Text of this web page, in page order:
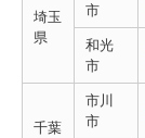
埼玉
県
市
和光
市
千葉
市川
市